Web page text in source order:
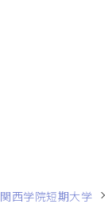
関西学院短期大学